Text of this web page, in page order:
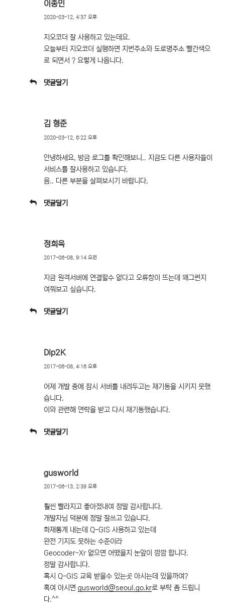
이종민
2020-03-12, 4:37 오후
지오코더 잘 사용하고 있는데요.
오늘부터 지오코더 실행하면 지번주소와 도로명주소 빨간색으
로 되면서 ? 요렇게 나옵니다.
댓글달기
김 형준
2020-03-12, 6:22 오후
안녕하세요, 방금 로그를 확인해보니.. 지금도 다른 사용자들이
서비스를 잘사용하고 있습니다.
음.. 다른 부분을 살펴보시기 바랍니다.
댓글달기
정희욱
2017-06-08, 9:14 오전
지금 원격서버에 연결할수 없다고 오류창이 뜨는데 왜그런지
여쭤보고 싶습니다.
댓글달기
Dip2K
2017-06-08, 4:16 오후
어제 개발 중에 잠시 서버를 내려두고는 재기동을 시키지 못했
습니다.
이와 관련해 연락을 받고 다시 재기동했습니다.
댓글달기
gusworld
2017-06-13, 2:39 오후
훨씬 빨라지고 좋아졌내여 정말 감사합니다.
개발자님 덕분에 정말 잘쓰고 있습니다.
화재통계 내는데 Q-GIS 사용하고 있는데
완전 기지도 못하는 수준이라
Geocoder-Xr 없으면 어땠을지 눈앞이 깜깜 합니다.
정말 감사합니다.
혹시 Q-GIS 교육 받을수 있는곳 아시는데 있을까여?
혹여 아시면gusworld@seoul.go.kr로 부탁 좀 드립니
다.^^